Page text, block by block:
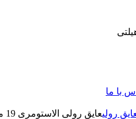
با ما
رولیعایق رولی الاستومری 19 میلی متر لینکران